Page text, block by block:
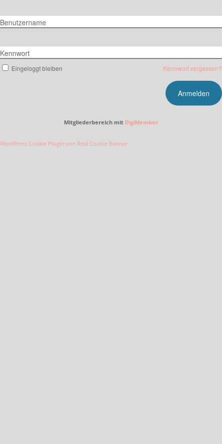
Benutzername
Kennwort
Eingeloggt bleiben Kennwort vergessen?
Mitgliederbereich mit DigiMember
WordPress Cookie Plugin von Real Cookie Banner